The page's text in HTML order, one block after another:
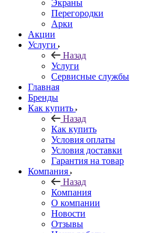
Экраны
Перегородки
Арки
Акции
Услуги
Назад
Услуги
Сервисные службы
Главная
Бренды
Как купить
Назад
Как купить
Условия оплаты
Условия доставки
Гарантия на товар
Компания
Назад
Компания
О компании
Новости
Отзывы